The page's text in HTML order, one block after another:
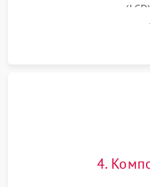
или поляризаторов
температуры и
4.